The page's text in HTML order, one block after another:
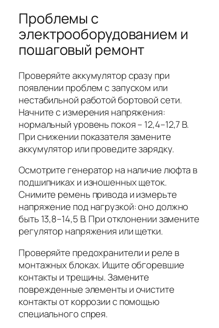
Проблемы с
электрооборудованием и
пошаговый ремонт
Проверяйте аккумулятор сразу при
появлении проблем с запуском или
нестабильной работой бортовой сети.
Начните с измерения напряжения:
нормальный уровень покоя – 12,4–12,7 В.
При снижении показателя замените
аккумулятор или проведите зарядку.
Осмотрите генератор на наличие люфта в
подшипниках и изношенных щеток.
Снимите ремень привода и измерьте
напряжение под нагрузкой: оно должно
быть 13,8–14,5 В. При отклонении замените
регулятор напряжения или щетки.
Проверяйте предохранители и реле в
монтажных блоках. Ищите обгоревшие
контакты и трещины. Замените
поврежденные элементы и очистите
контакты от коррозии с помощью
специального спрея.